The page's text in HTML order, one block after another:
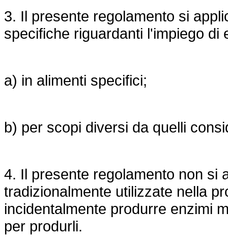
3. Il presente regolamento si
specifiche riguardanti l'impiego di
a) in alimenti specifici;
b) per scopi diversi da quelli
4. Il presente regolamento non si
tradizionalmente utilizzate nella
incidentalmente produrre enzimi
per produrli.